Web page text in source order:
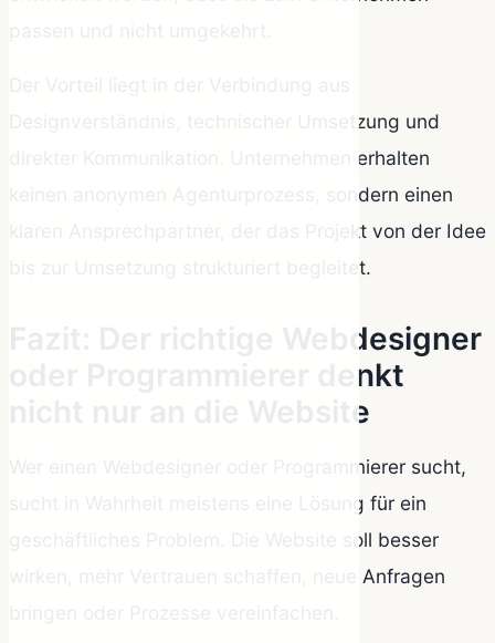
Designverständnis, technischer Umsetzung und
direkter Kommunikation. Unternehmen erhalten
keinen anonymen Agenturprozess, sondern einen
klaren Ansprechpartner, der das Projekt von der Idee
bis zur Umsetzung strukturiert begleitet.
Fazit: Der richtige Webdesigner
oder Programmierer denkt
nicht nur an die Website
Wer einen Webdesigner oder Programmierer sucht,
sucht in Wahrheit meistens eine Lösung für ein
geschäftliches Problem. Die Website soll besser
wirken, mehr Vertrauen schaffen, neue Anfragen